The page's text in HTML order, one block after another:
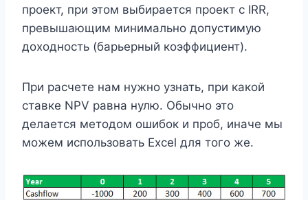
проект, при этом выбирается проект с IRR,
превышающим минимально допустимую
доходность (барьерный коэффициент).
При расчете нам нужно узнать, при какой
ставке NPV равна нулю. Обычно это
делается методом ошибок и проб, иначе мы
можем использовать Excel для того же.